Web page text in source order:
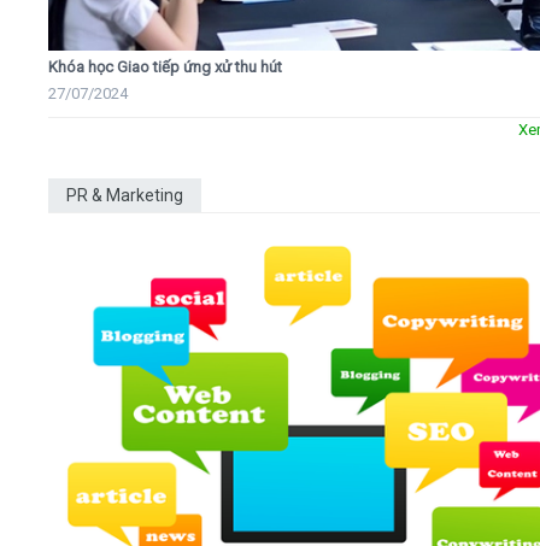
Khóa học Giao tiếp ứng xử thu hút
27/07/2024
PR & Marketing